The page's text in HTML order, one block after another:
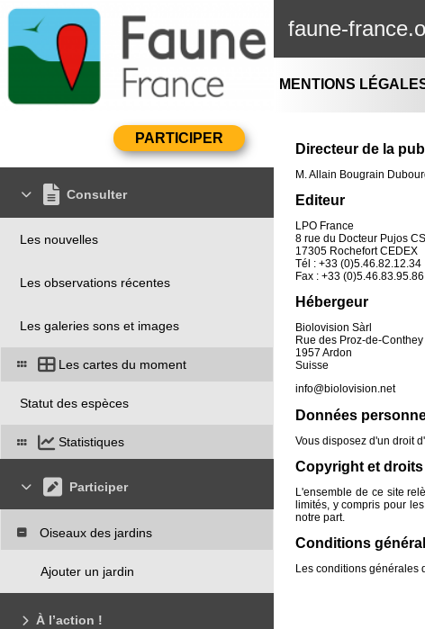
faune-
Consulter
Les nouvelles
Les observations récentes
Les galeries sons et images
Les cartes du moment
Statut des espèces
Statistiques
Participer
Oiseaux des jardins
Ajouter un jardin
À l’action !
MENTIONS
Directeur de la
M. Allain Bougrain
Editeur
LPO France
8 rue du Docteur Pujos
17305 Rochefort CEDEX
Tél : +33 (0)5.46.82.12.34
Fax : +33 (0)5.46.83.95.86
Hébergeur
Biolovision Sàrl
Rue des Proz-de-Conthey
1957 Ardon
Suisse
info@biolovision.net
Données
Vous disposez d'un droit
Copyright et
L'ensemble de ce site
limités, y compris pour
notre part.
Conditions
Les conditions générales